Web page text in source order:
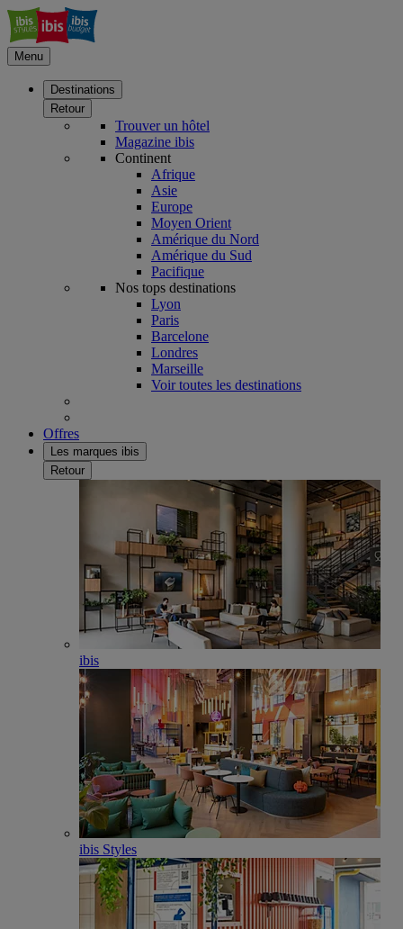
Menu
Destinations
Retour
Trouver un hôtel
Magazine ibis
Continent
Afrique
Asie
Europe
Moyen Orient
Amérique du Nord
Amérique du Sud
Pacifique
Nos tops destinations
Lyon
Paris
Barcelone
Londres
Marseille
Voir toutes les destinations
Offres
Les marques ibis
Retour
ibis
ibis Styles